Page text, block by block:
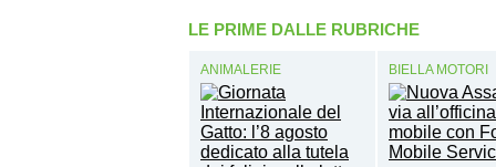
LE PRIME DALLE RUBRICHE
ANIMALERIE BIELLA MOTORI